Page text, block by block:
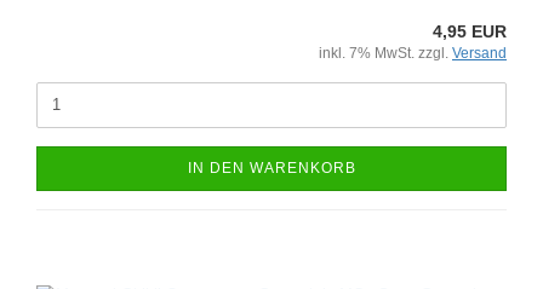
4,95 EUR
inkl. 7% MwSt. zzgl. Versand
IN DEN WARENKORB